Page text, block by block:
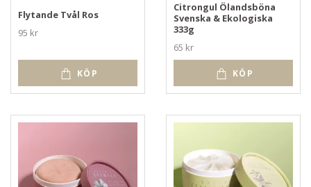
Flytande Tvål Ros
95 kr
KÖP
Citrongul Ölandsböna
Svenska & Ekologiska
333g
65 kr
KÖP